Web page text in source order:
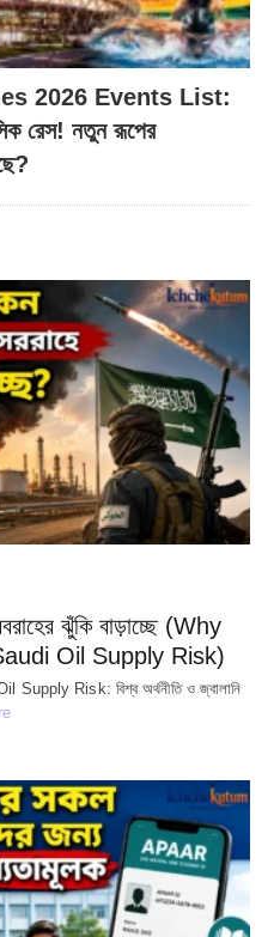
2026 Events List:
রেস! নতুন রূপের
ঝুঁকি বাড়াচ্ছে (Why
Oil Supply Risk)
Risk: বিশ্ব অর্থনীতি ও জ্বালানি